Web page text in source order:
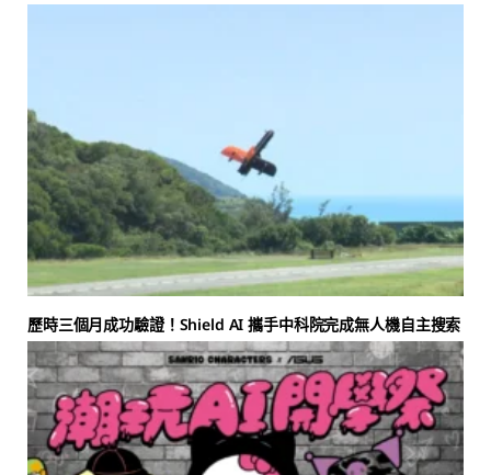
歷時三個月成功驗證！Shield AI 攜手中科院完成無人機自主搜索